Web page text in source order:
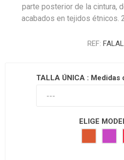
parte posterior de la cintura,
acabados en tejidos étnicos.
REF:
TALLA ÚNICA : Medidas
ELIGE